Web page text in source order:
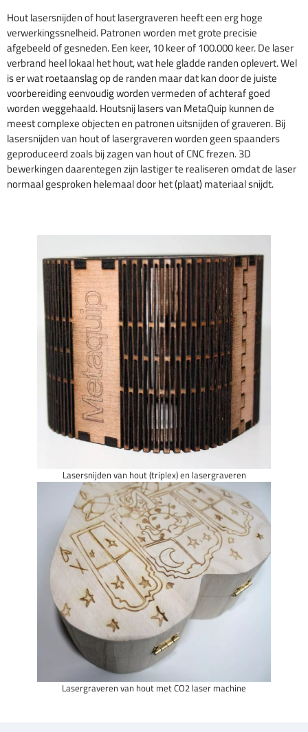
Hout lasersnijden of hout lasergraveren heeft een erg hoge
verwerkingssnelheid. Patronen worden met grote precisie
afgebeeld of gesneden. Een keer, 10 keer of 100.000 keer. De laser
verbrand heel lokaal het hout, wat hele gladde randen oplevert. Wel
is er wat roetaanslag op de randen maar dat kan door de juiste
voorbereiding eenvoudig worden vermeden of achteraf goed
worden weggehaald. Houtsnij lasers van MetaQuip kunnen de
meest complexe objecten en patronen uitsnijden of graveren. Bij
lasersnijden van hout of lasergraveren worden geen spaanders
geproduceerd zoals bij zagen van hout of CNC frezen. 3D
bewerkingen daarentegen zijn lastiger te realiseren omdat de laser
normaal gesproken helemaal door het (plaat) materiaal snijdt.
Lasersnijden van hout (triplex) en lasergraveren
Lasergraveren van hout met CO2 laser machine